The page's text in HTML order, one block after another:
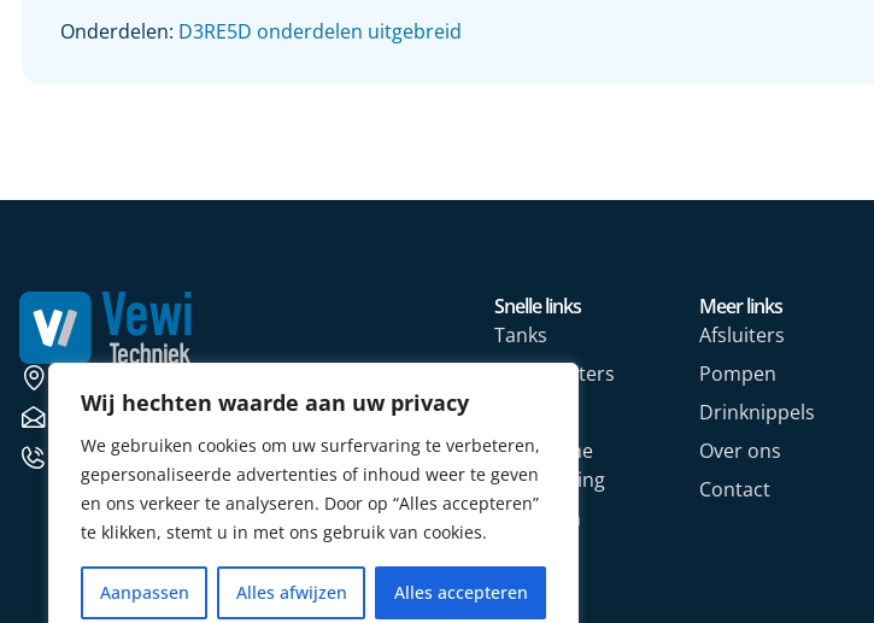
Wij hechten waarde aan uw privacy
We gebruiken cookies om uw surfervaring te verbeteren,
gepersonaliseerde advertenties of inhoud weer te geven
en ons verkeer te analyseren. Door op “Alles accepteren”
te klikken, stemt u in met ons gebruik van cookies.
Aanpassen Alles afwijzen Alles accepteren
Onderdelen: D3RE5D onderdelen uitgebreid
verkoop@vewitechniek.nl
+31 (0) 412 764102
Snelle links
Tanks
Watermeters
Elektrische
Verwarming
Sensoren
Meer links
Afsluiters
Pompen
Drinknippels
Over ons
Contact